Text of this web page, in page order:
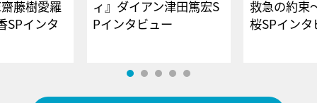
藤樹愛羅
SPインタ
ィ』ダイアン津田篤宏S
Pインタビュー
救急の約束
桜SPイ